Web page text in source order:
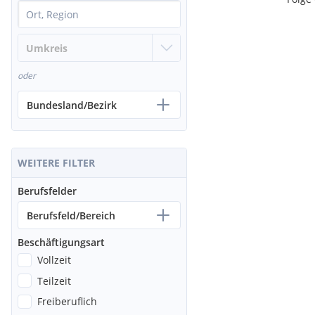
oder
Bundesland/Bezirk
WEITERE FILTER
Berufsfelder
Berufsfeld/Bereich
Beschäftigungsart
Vollzeit
Teilzeit
Freiberuflich